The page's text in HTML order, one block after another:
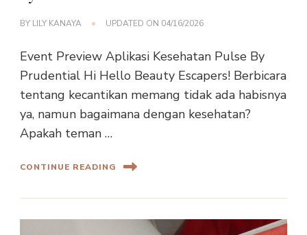
BY LILY KANAYA UPDATED ON 04/16/2026
Event Preview Aplikasi Kesehatan Pulse By
Prudential Hi Hello Beauty Escapers! Berbicara
tentang kecantikan memang tidak ada habisnya
ya, namun bagaimana dengan kesehatan?
Apakah teman …
CONTINUE READING